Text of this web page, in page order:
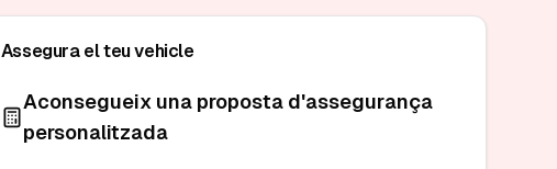
Assegura el teu vehicle
Aconsegueix una proposta d'assegurança
personalitzada